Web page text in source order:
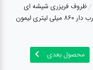
ظروف فریزری شیشه ای
ظرف فریزری چهار قفل شیشه ای مربع درب دار 860 میلی لیتری لیمون
محصول بعدی